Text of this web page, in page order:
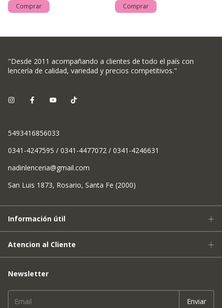
Comprar Comprar
"Desde 2011 acompañando a clientes de todo el país con
lencería de calidad, variedad y precios competitivos."
5493416856033
0341-4247595 / 0341-4477072 / 0341-4246631
nadinlenceria@gmail.com
San Luis 1873, Rosario, Santa Fe (2000)
Información útil
Atencion al Cliente
Newsletter